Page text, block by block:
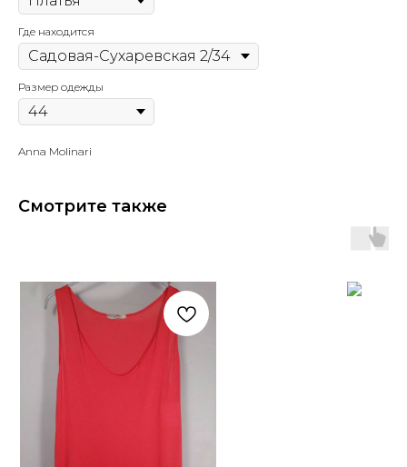
Где находится
Размер одежды
Anna Molinari
Смотрите также